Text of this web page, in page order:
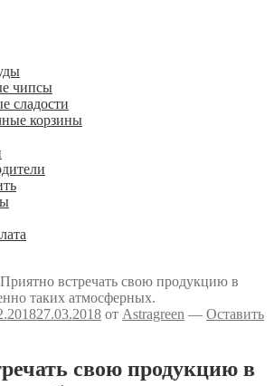
чипсы
сладости
корзины
Приятно встречать свою продукцию в
таких атмосферных.
27.03.2018 от Astragreen — Оставить
свою продукцию в